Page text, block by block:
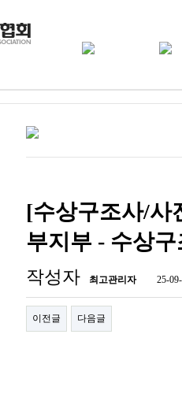
[수상구조사/사
부지부 - 수상
작성자 최고관리자 25-
이전글 다음글